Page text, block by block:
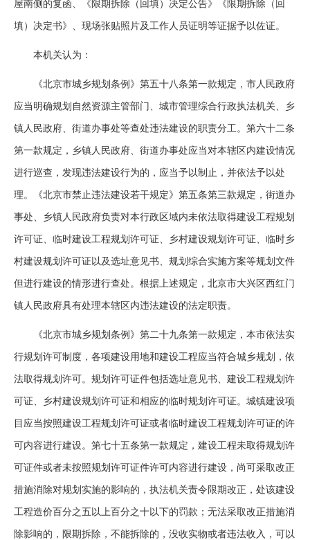
屋南侧的复函、《限期拆除（回填）决定公告》《限期拆除（回
填）决定书》、现场张贴照片及工作人员证明等证据予以佐证。
本机关认为：
《北京市城乡规划条例》第五十八条第一款规定，市人民政府
应当明确规划自然资源主管部门、城市管理综合行政执法机关、乡
镇人民政府、街道办事处等查处违法建设的职责分工。第六十二条
第一款规定，乡镇人民政府、街道办事处应当对本辖区内建设情况
进行巡查，发现违法建设行为的，应当予以制止，并依法予以处
理。《北京市禁止违法建设若干规定》第五条第三款规定，街道办
事处、乡镇人民政府负责对本行政区域内未依法取得建设工程规划
许可证、临时建设工程规划许可证、乡村建设规划许可证、临时乡
村建设规划许可证以及选址意见书、规划综合实施方案等规划文件
但进行建设的情形进行查处。根据上述规定，北京市大兴区西红门
镇人民政府具有处理本辖区内违法建设的法定职责。
《北京市城乡规划条例》第二十九条第一款规定，本市依法实
行规划许可制度，各项建设用地和建设工程应当符合城乡规划，依
法取得规划许可。规划许可证件包括选址意见书、建设工程规划许
可证、乡村建设规划许可证和相应的临时规划许可证。城镇建设项
目应当按照建设工程规划许可证或者临时建设工程规划许可证的许
可内容进行建设。第七十五条第一款规定，建设工程未取得规划许
可证件或者未按照规划许可证件许可内容进行建设，尚可采取改正
措施消除对规划实施的影响的，执法机关责令限期改正，处该建设
工程造价百分之五以上百分之十以下的罚款；无法采取改正措施消
除影响的，限期拆除，不能拆除的，没收实物或者违法收入，可以